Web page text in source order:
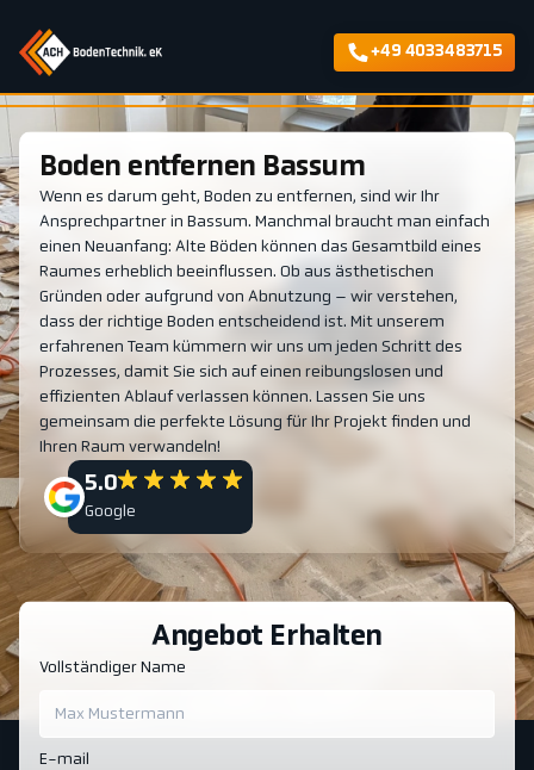
+49 4033483715
Boden entfernen Bassum
Wenn es darum geht, Boden zu entfernen, sind wir Ihr
Ansprechpartner in Bassum. Manchmal braucht man einfach
einen Neuanfang: Alte Böden können das Gesamtbild eines
Raumes erheblich beeinflussen. Ob aus ästhetischen
Gründen oder aufgrund von Abnutzung – wir verstehen,
dass der richtige Boden entscheidend ist. Mit unserem
erfahrenen Team kümmern wir uns um jeden Schritt des
Prozesses, damit Sie sich auf einen reibungslosen und
effizienten Ablauf verlassen können. Lassen Sie uns
gemeinsam die perfekte Lösung für Ihr Projekt finden und
Ihren Raum verwandeln!
5.0
Google
Angebot Erhalten
Vollständiger Name
E-mail